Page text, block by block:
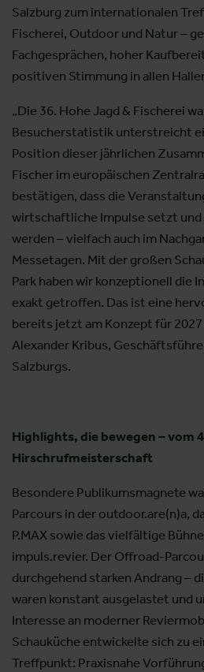
Salzburg zum internationalen
Fischerei, Outdoor und Natur –
Fachgesprächen, hoher
positiven Stimmung in allen
„Die 36. Hohe Jagd & Fischerei
Besucherstatistik unterstreicht
Position dieser jährlichen
Fischer im europäischen
bestätigen, dass die
wirtschaftliche Impulse setzt
werden – vielfach auch im
Messetagen. Mit der großen
Park haben wir konzeptionell die
exakt getroffen. Das ist eine
bereits jetzt am Konzept für
Alexander Kribus,
Salzburgs.
Highlights, die bewegen – vom
Hirschrufmeisterschaft
Besondere Publikumsmagnete
Parcours in der outdoor.are(n)a,
P.MAX sowie das vielfältige
impuls.revier. Der Offroad-
durchgehend starken Andrang –
waren konstant ausgelastet und
Interesse an moderner
Schauküche entwickelte sich zu
Treffpunkt: Praxisnahe